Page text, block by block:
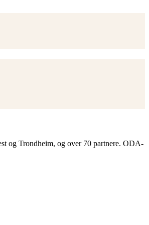
og Trondheim, og over 70 partnere. ODA-